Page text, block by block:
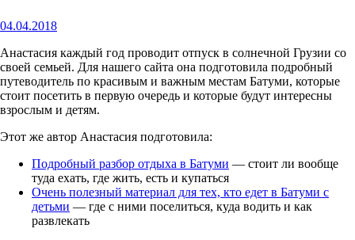
04.04.2018
Анастасия каждый год проводит отпуск в солнечной Грузии со
своей семьей. Для нашего сайта она подготовила подробный
путеводитель по красивым и важным местам Батуми, которые
стоит посетить в первую очередь и которые будут интересны
взрослым и детям.
Этот же автор Анастасия подготовила:
Подробный разбор отдыха в Батуми — стоит ли вообще
туда ехать, где жить, есть и купаться
Очень полезный материал для тех, кто едет в Батуми с
детьми — где с ними поселиться, куда водить и как
развлекать